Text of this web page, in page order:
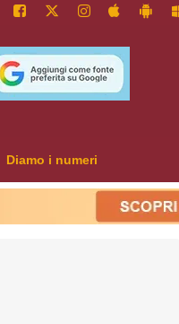
Diamo i numeri